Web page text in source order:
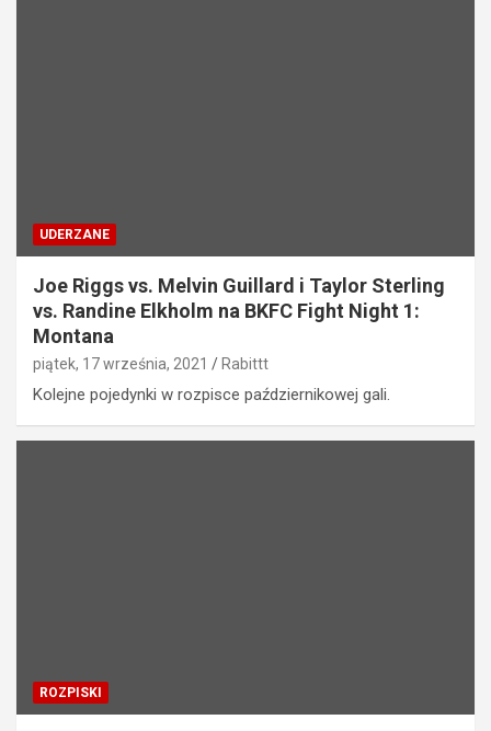
UDERZANE
Joe Riggs vs. Melvin Guillard i Taylor Sterling
vs. Randine Elkholm na BKFC Fight Night 1:
Montana
piątek, 17 września, 2021 Rabittt
Kolejne pojedynki w rozpisce październikowej gali.
ROZPISKI